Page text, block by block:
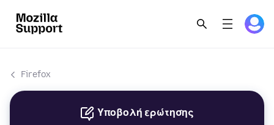
Firefox
Υποβολή ερώτησης